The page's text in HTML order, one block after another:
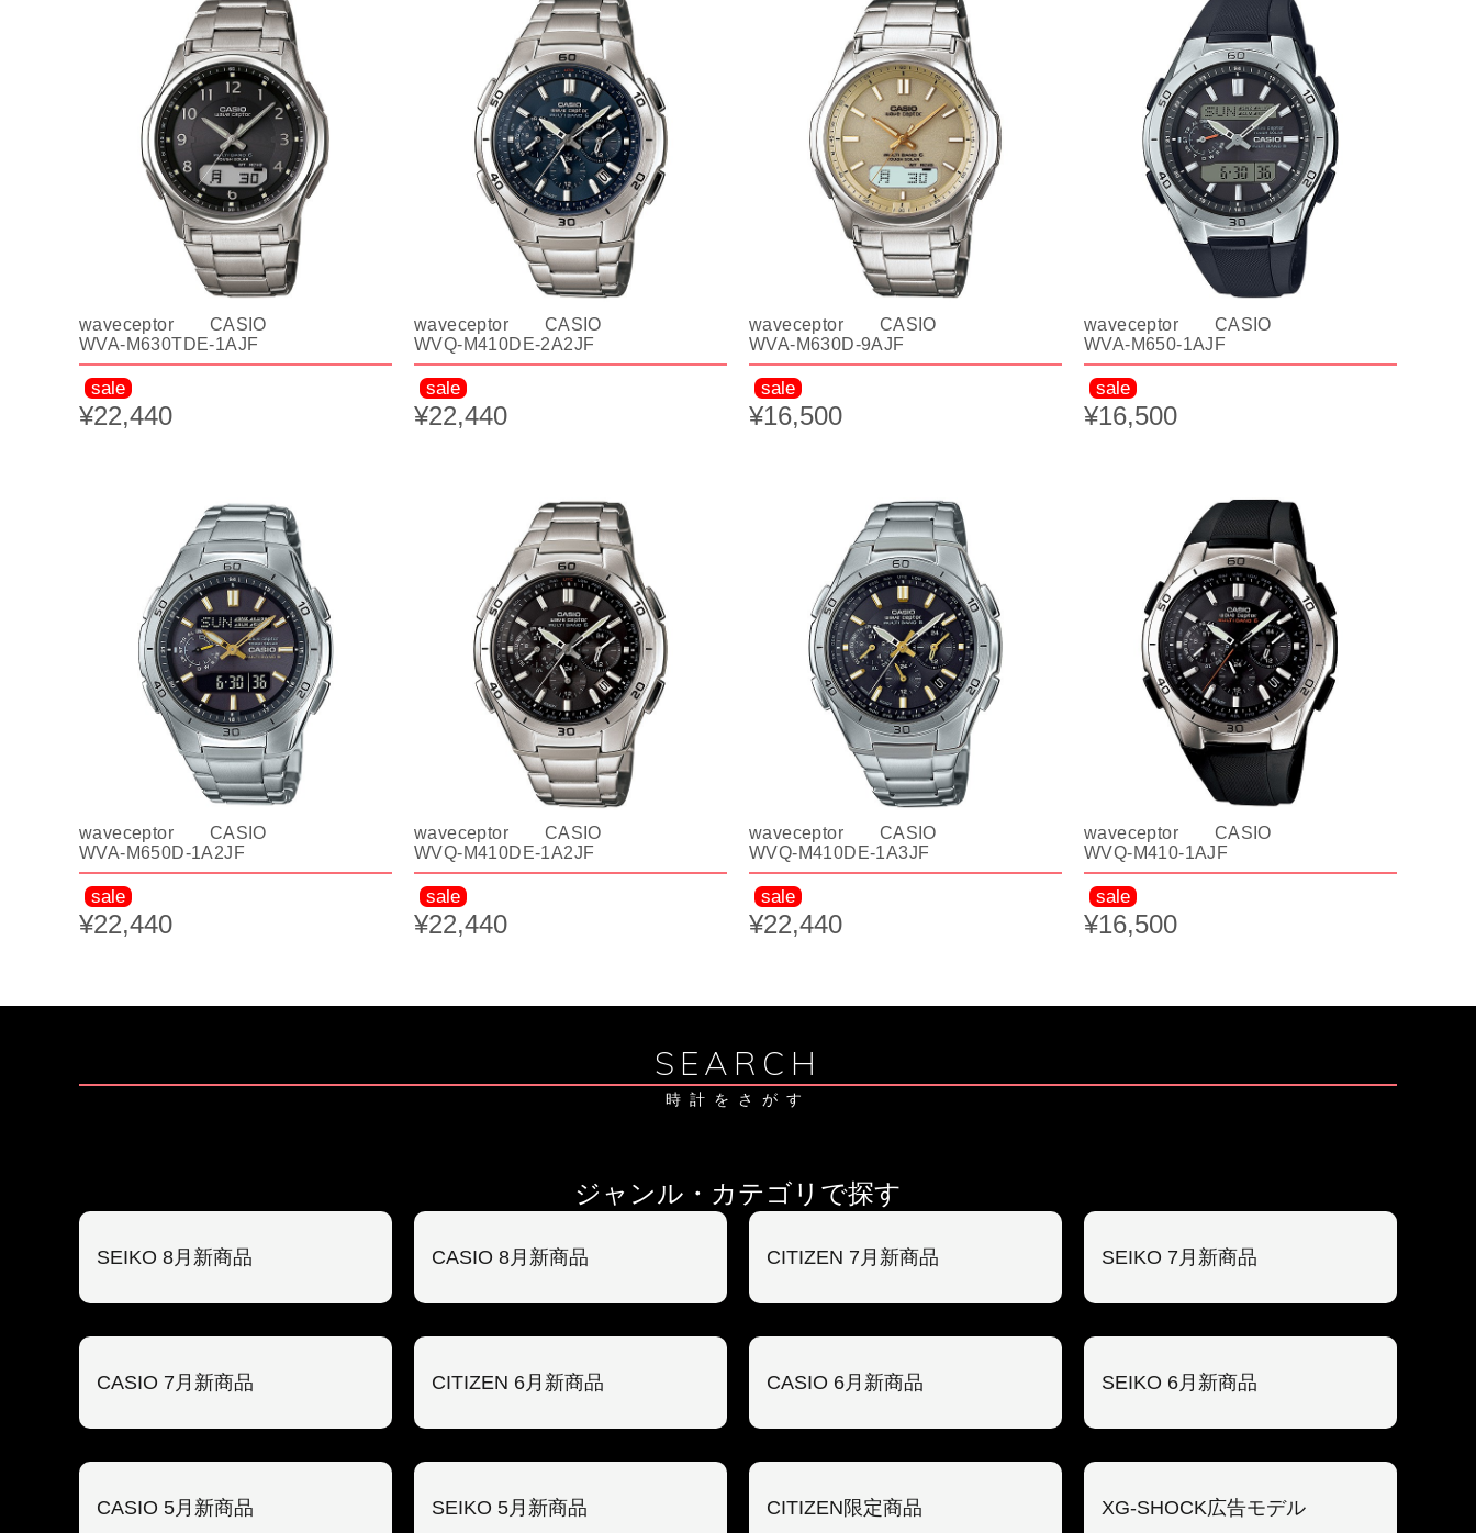
waveceptor CASIO
WVA-M630TDE-1AJF
sale
¥22,440
waveceptor CASIO
WVQ-M410DE-2A2JF
sale
¥22,440
waveceptor CASIO
WVA-M630D-9AJF
sale
¥16,500
waveceptor CASIO
WVA-M650-1AJF
sale
¥16,500
waveceptor CASIO
WVA-M650D-1A2JF
sale
¥22,440
waveceptor CASIO
WVQ-M410DE-1A2JF
sale
¥22,440
waveceptor CASIO
WVQ-M410DE-1A3JF
sale
¥22,440
waveceptor CASIO
WVQ-M410-1AJF
sale
¥16,500
SEARCH
時計をさがす
ジャンル・カテゴリで探す
SEIKO 8月新商品 CASIO 8月新商品 CITIZEN 7月新商品 SEIKO 7月新商品
CASIO 7月新商品 CITIZEN 6月新商品 CASIO 6月新商品 SEIKO 6月新商品
CASIO 5月新商品 SEIKO 5月新商品 CITIZEN限定商品 XG-SHOCK広告モデル